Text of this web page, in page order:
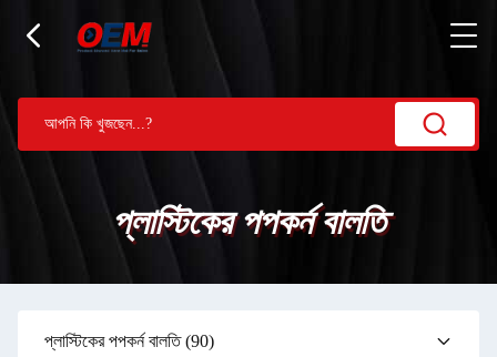
প্লাস্টিকের পপকর্ন বালতি
প্লাস্টিকের পপকর্ন বালতি(90)